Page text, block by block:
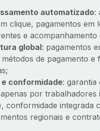
automatizado:
clique, pagamentos em
e acompanhamento
global: pagamentos
de pagamento e
conformidade: garantia
por trabalhadores
conformidade integrada
regionais e